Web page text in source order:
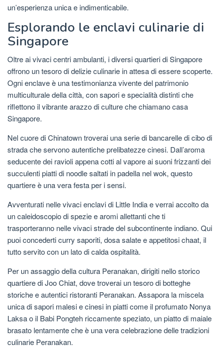
un’esperienza unica e indimenticabile.
Esplorando le enclavi culinarie di
Singapore
Oltre ai vivaci centri ambulanti, i diversi quartieri di Singapore
offrono un tesoro di delizie culinarie in attesa di essere scoperte.
Ogni enclave è una testimonianza vivente del patrimonio
multiculturale della città, con sapori e specialità distinti che
riflettono il vibrante arazzo di culture che chiamano casa
Singapore.
Nel cuore di Chinatown troverai una serie di bancarelle di cibo di
strada che servono autentiche prelibatezze cinesi. Dall’aroma
seducente dei ravioli appena cotti al vapore ai suoni frizzanti dei
succulenti piatti di noodle saltati in padella nel wok, questo
quartiere è una vera festa per i sensi.
Avventurati nelle vivaci enclavi di Little India e verrai accolto da
un caleidoscopio di spezie e aromi allettanti che ti
trasporteranno nelle vivaci strade del subcontinente indiano. Qui
puoi concederti curry saporiti, dosa salate e appetitosi chaat, il
tutto servito con un lato di calda ospitalità.
Per un assaggio della cultura Peranakan, dirigiti nello storico
quartiere di Joo Chiat, dove troverai un tesoro di botteghe
storiche e autentici ristoranti Peranakan. Assapora la miscela
unica di sapori malesi e cinesi in piatti come il profumato Nonya
Laksa o il Babi Pongteh riccamente speziato, un piatto di maiale
brasato lentamente che è una vera celebrazione delle tradizioni
culinarie Peranakan.